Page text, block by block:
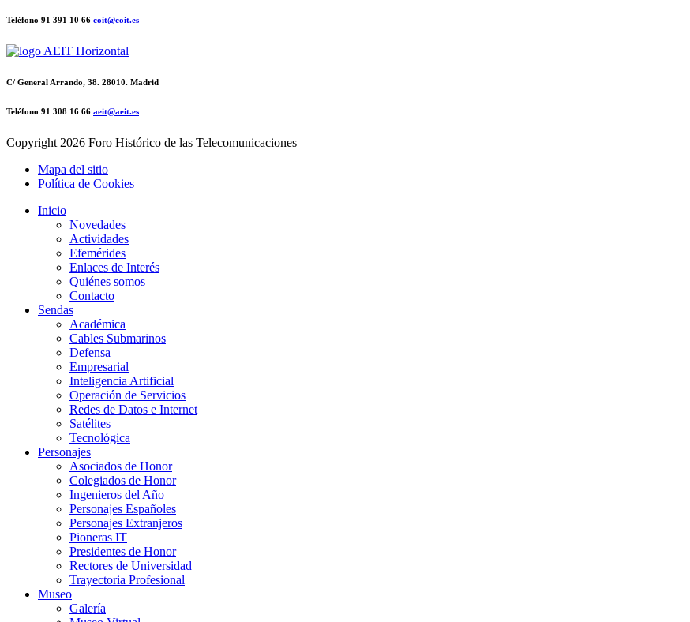
Teléfono 91 391 10 66 coit@coit.es
C/ General Arrando, 38. 28010. Madrid
Teléfono 91 308 16 66 aeit@aeit.es
Copyright2026 Foro Histórico de las Telecomunicaciones
Mapa del sitio
Política de Cookies
Inicio
Novedades
Actividades
Efemérides
Enlaces de Interés
Quiénes somos
Contacto
Sendas
Académica
Cables Submarinos
Defensa
Empresarial
Inteligencia Artificial
Operación de Servicios
Redes de Datos e Internet
Satélites
Tecnológica
Personajes
Asociados de Honor
Colegiados de Honor
Ingenieros del Año
Personajes Españoles
Personajes Extranjeros
Pioneras IT
Presidentes de Honor
Rectores de Universidad
Trayectoria Profesional
Museo
Galería